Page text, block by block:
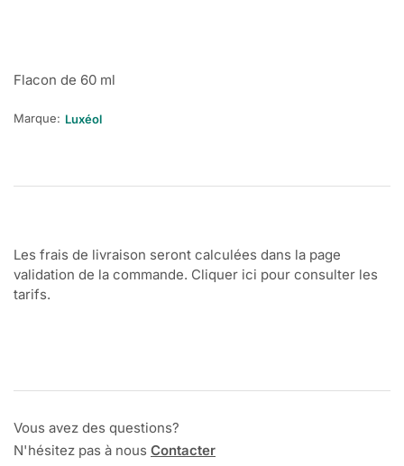
Flacon de 60 ml
Marque: Luxéol
Les frais de livraison seront calculées dans la page
validation de la commande. Cliquer ici pour consulter les
tarifs.
Vous avez des questions?
N'hésitez pas à nous Contacter